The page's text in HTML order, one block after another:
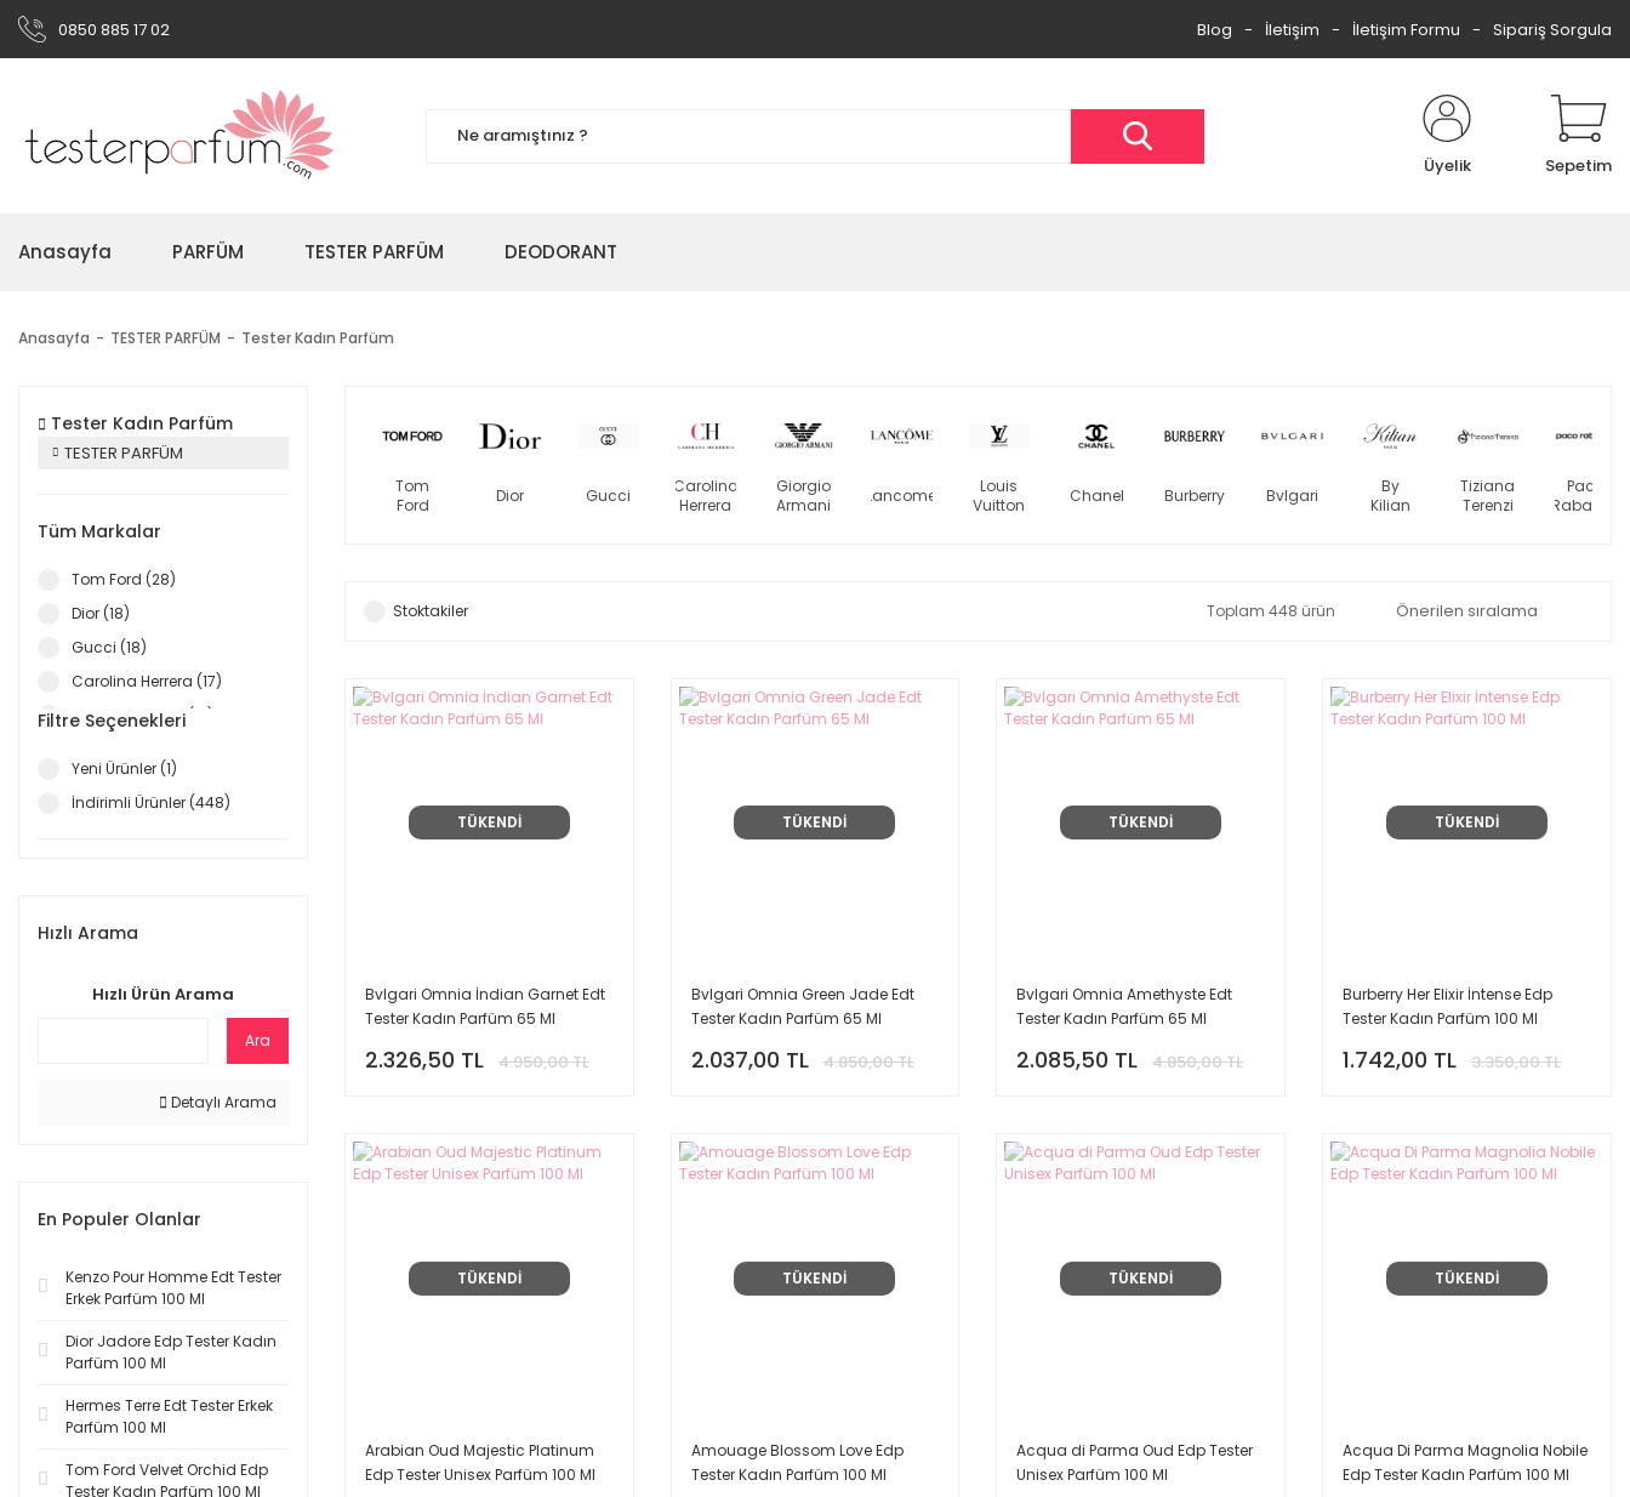
0850 885 17 02 Blog İletişim İletişim Formu Sipariş Sorgula
Üyelik Sepetim
Anasayfa PARFÜM TESTER PARFÜM DEODORANT
Anasayfa TESTER PARFÜM Tester Kadın Parfüm
Tester Kadın Parfüm
TESTER PARFÜM
Tüm Markalar
Tom Ford (28)
Dior (18)
Gucci (18)
Carolina Herrera (17)
Giorgio Armani (17)
Louis Vuitton (16)
Paco Rabanne (10)
Yves Saint Laurent (10)
Frederic Malle (8)
Hugo Boss (8)
Maison Francis Kurkdjian
Xerjoff (8)
Narciso Rodriguez (6)
Filtre Seçenekleri
Yeni Ürünler (1)
İndirimli Ürünler (448)
Hızlı Arama
Hızlı Ürün Arama
Ara
Detaylı Arama
En Populer Olanlar
Kenzo Pour Homme Edt Tester
Erkek Parfüm 100 Ml
Dior Jadore Edp Tester Kadın
Parfüm 100 Ml
Hermes Terre Edt Tester Erkek
Parfüm 100 Ml
Tom Ford Velvet Orchid Edp
Tester Kadın Parfüm 100 Ml
Tom
Ford
Dior Gucci
Carolina
Herrera
Giorgio
Armani
Lancome
Louis
Vuitton
Chanel Burberry Bvlgari
By
Kilian
Tiziana
Terenzi
Paco
Rabanne
Stoktakiler Toplam 448 ürün
TÜKENDİ
Bvlgari Omnia İndian Garnet Edt
Tester Kadın Parfüm 65 Ml
2.326,50 TL 4.950,00 TL
TÜKENDİ
Bvlgari Omnia Green Jade Edt
Tester Kadın Parfüm 65 Ml
2.037,00 TL 4.850,00 TL
TÜKENDİ
Bvlgari Omnia Amethyste Edt
Tester Kadın Parfüm 65 Ml
2.085,50 TL 4.850,00 TL
TÜKENDİ
Burberry Her Elixir İntense Edp
Tester Kadın Parfüm 100 Ml
1.742,00 TL 3.350,00 TL
TÜKENDİ
Arabian Oud Majestic Platinum
Edp Tester Unisex Parfüm 100 Ml
TÜKENDİ
Amouage Blossom Love Edp
Tester Kadın Parfüm 100 Ml
TÜKENDİ
Acqua di Parma Oud Edp Tester
Unisex Parfüm 100 Ml
TÜKENDİ
Acqua Di Parma Magnolia Nobile
Edp Tester Kadın Parfüm 100 Ml